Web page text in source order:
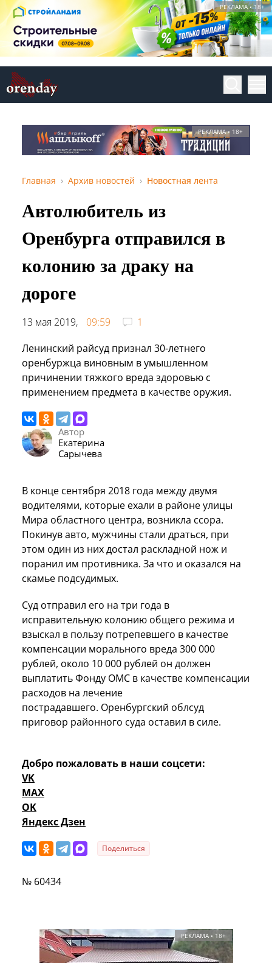
РЕКЛАМА • 18+
РЕКЛАМА • 18+
Главная Архив новостей Новостная лента
Автолюбитель из
Оренбурга отправился в
колонию за драку на
дороге
13 мая 2019, 09:59
1
Ленинский райсуд признал 30-летнего
оренбуржца виновным в умышленном
причинении тяжкого вреда здоровью с
применением предмета в качестве оружия.
Автор
Екатерина
Сарычева
В конце сентября 2018 года между двумя
водителями, которые ехали в районе улицы
Мира областного центра, возникла ссора.
Покинув авто, мужчины стали драться, при
этом один из них достал раскладной нож и
поранил им противника. За что и оказался на
скамье подсудимых.
Суд отправил его на три года в
исправительную колонию общего режима и
взыскал в пользу потрепевшего в качестве
компенсации морального вреда 300 000
рублей, около 10 000 рублей он должен
выплатить Фонду ОМС в качестве компенсации
расходов на лечение
пострадавшего. Оренбургский облсуд
приговор районного суда оставил в силе.
Добро пожаловать в наши соцсети:
VK
MAX
OK
Яндекс Дзен
Поделиться
№ 60434
РЕКЛАМА • 18+